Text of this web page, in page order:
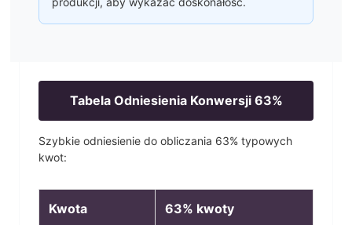
Tabela Odniesienia Konwersji 63%
Szybkie odniesienie do obliczania 63% typowych
kwot:
Kwota 63% kwoty